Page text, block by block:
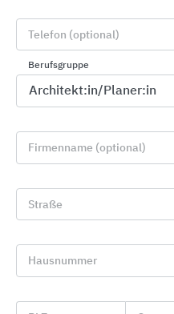
Stahlkern
Kieferdekor
beständig
Korrosion
oder 3-fach (U :
Weitere Informationen:
Schwingfenster
Telefon (optional)
Berufsgruppe
Firmenname (optional)
Straße
Hausnummer